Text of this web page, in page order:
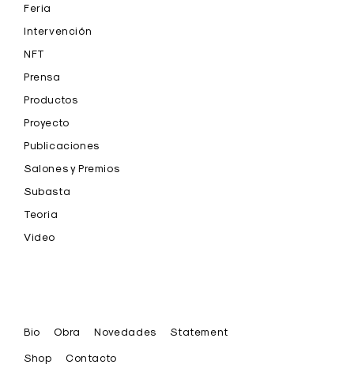
Feria
Intervención
NFT
Prensa
Productos
Proyecto
Publicaciones
Salones y Premios
Subasta
Teoria
Video
Bio Obra Novedades Statement
Shop Contacto